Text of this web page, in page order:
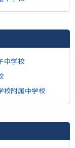
中学校
校附属中学校